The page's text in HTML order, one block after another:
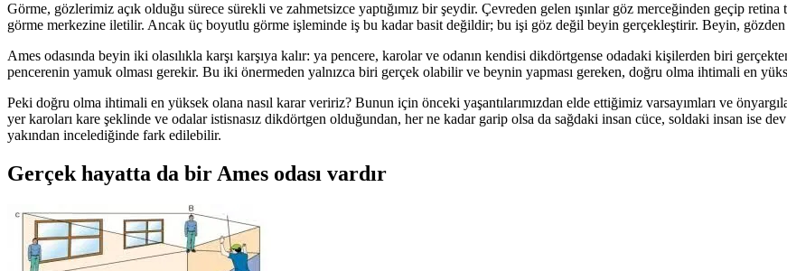
Görme, gözlerimiz açık olduğu sürece sürekli ve zahmetsizce yaptığımız bir şeydir. Çevreden gelen ışınlar göz merceğinden geçip
görme merkezine iletilir. Ancak üç boyutlu görme işleminde iş bu kadar basit değildir; bu işi göz değil beyin gerçekleştirir. Beyin,
Ames odasında beyin iki olasılıkla karşı karşıya kalır: ya pencere, karolar ve odanın kendisi dikdörtgense odadaki kişilerden biri
pencerenin yamuk olması gerekir. Bu iki önermeden yalnızca biri gerçek olabilir ve beynin yapması gereken, doğru olma ihtimali en
Peki doğru olma ihtimali en yüksek olana nasıl karar veririz? Bunun için önceki yaşantılarımızdan elde ettiğimiz varsayımları ve
yer karoları kare şeklinde ve odalar istisnasız dikdörtgen olduğundan, her ne kadar garip olsa da sağdaki insan cüce, soldaki insan ise
yakından incelediğinde fark edilebilir.
Gerçek hayatta da bir Ames odası vardır